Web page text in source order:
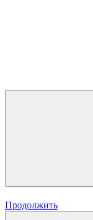
Продолжить